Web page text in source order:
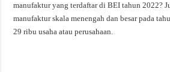
manufaktur yang terdaftar di BEI tahun 2022?
manufaktur skala menengah dan besar pada
29 ribu usaha atau perusahaan.